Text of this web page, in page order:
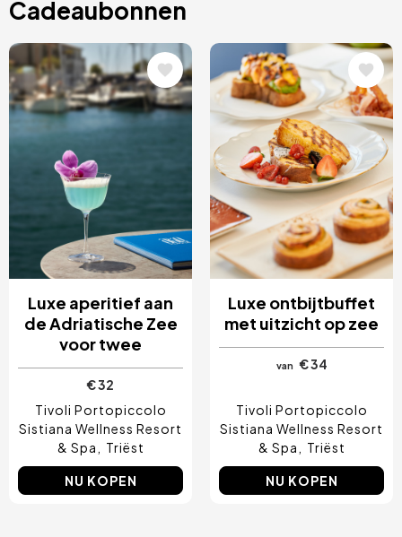
Cadeaubonnen
Afbeelding
Luxe aperitief aan
de Adriatische Zee
voor twee
€ 32
Tivoli Portopiccolo
Sistiana Wellness Resort
& Spa
Triëst
NU KOPEN
Afbeelding
Luxe ontbijtbuffet
met uitzicht op zee
van € 34
Tivoli Portopiccolo
Sistiana Wellness Resort
& Spa
Triëst
NU KOPEN